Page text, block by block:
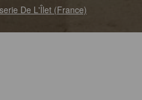
De L'Îlet (France)